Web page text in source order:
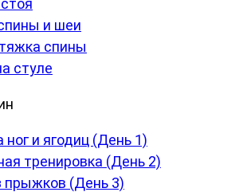
и шеи
спины
стуле
ног и ягодиц (День 1)
тренировка (День 2)
прыжков (День 3)